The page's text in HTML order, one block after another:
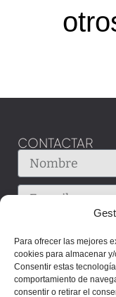
Para ofrecer las mejores
cookies para almacenar
Consentir estas
comportamiento de
consentir o retirar el
CONTACTAR